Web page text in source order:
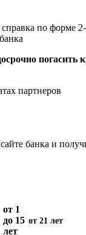
справка по форме
погасить
партнеров
банка и
от 1
до 15
лет
от 21 лет